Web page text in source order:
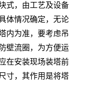
式，由工艺及设备
体情况确定，无论
内为准，要考虑吊
壁流圈，为方便运
在安装现场装塔前
寸，其作用是将塔